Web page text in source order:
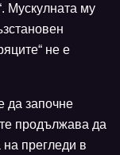
Мускулната му
не е
да започне
продължава да
прегледи в